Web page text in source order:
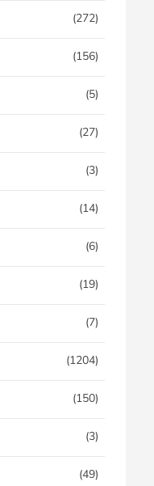
(272)
(156)
(5)
(27)
(3)
(14)
(6)
(19)
(7)
(1204)
(150)
(3)
(49)